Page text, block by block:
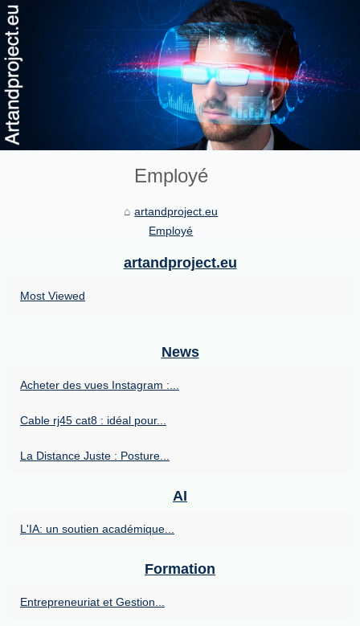
Employé
artandproject.eu
Employé
artandproject.eu
Most Viewed
News
Acheter des vues Instagram :...
Cable rj45 cat8 : idéal pour...
La Distance Juste : Posture...
AI
L'IA: un soutien académique...
Formation
Entrepreneuriat et Gestion...